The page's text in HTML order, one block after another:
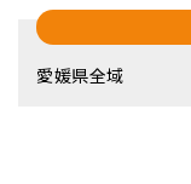
愛媛県全域